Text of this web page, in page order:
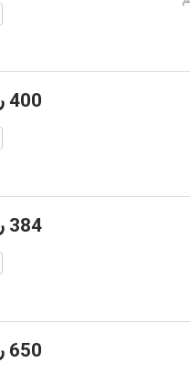
400 ر.ع.
384 ر.ع.
650 ر.ع.